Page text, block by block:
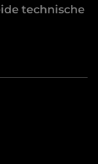
technische